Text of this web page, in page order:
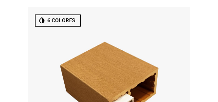
6 COLORES